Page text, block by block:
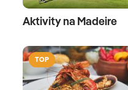
zábava:
Živá kapela/-Music:
Aktivity na Madeire
TOP